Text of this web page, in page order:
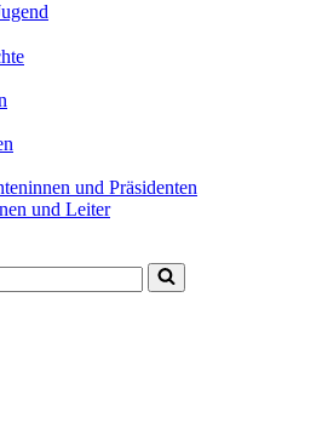
und Präsidenten
und Leiter